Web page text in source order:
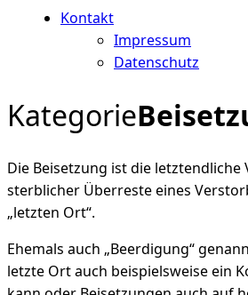
Kontakt
Impressum
Datenschutz
Kategorie
Die Beisetzung ist die letztendliche
sterblicher Überreste eines
„letzten Ort“.
Ehemals auch „Beerdigung“
letzte Ort auch beispielsweise ein